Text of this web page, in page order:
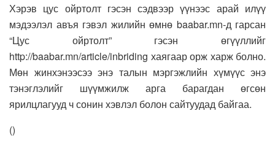
Хэрэв цус ойртолт гэсэн сэдвээр үүнээс арай илүү
мэдээлэл авъя гэвэл жилийн өмнө baabar.mn-д гарсан
“Цус ойртолт” гэсэн өгүүллийг
http://baabar.mn/article/inbriding хаягаар орж харж болно.
Мөн жинхэнээсээ энэ талын мэргэжлийн хүмүүс энэ
тэнэглэлийг шүүмжилж арга барагдан өгсөн
ярилцлагууд ч сонин хэвлэл болон сайтуудад байгаа.
()